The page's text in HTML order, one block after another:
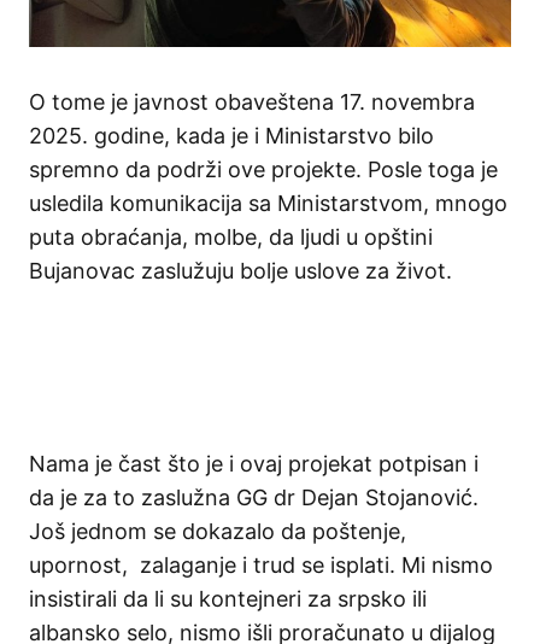
O tome je javnost obaveštena 17. novembra
2025. godine, kada je i Ministarstvo bilo
spremno da podrži ove projekte. Posle toga je
usledila komunikacija sa Ministarstvom, mnogo
puta obraćanja, molbe, da ljudi u opštini
Bujanovac zaslužuju bolje uslove za život.
Nama je čast što je i ovaj projekat potpisan i
da je za to zaslužna GG dr Dejan Stojanović.
Još jednom se dokazalo da poštenje,
upornost, zalaganje i trud se isplati. Mi nismo
insistirali da li su kontejneri za srpsko ili
albansko selo, nismo išli proračunato u dijalog